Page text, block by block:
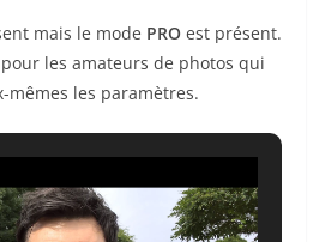
mais le mode PRO est présent.
les amateurs de photos qui
les paramètres.